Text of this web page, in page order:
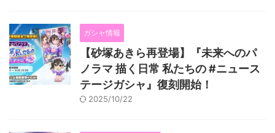
ガシャ情報
【砂塚あきら再登場】『未来へのパ
ノラマ 描く日常 私たちの #ニュース
テージガシャ』復刻開始！
2025/10/22